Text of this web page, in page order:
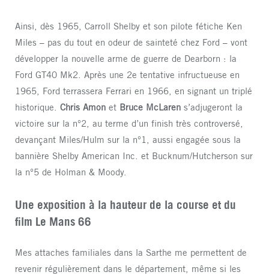
Ainsi, dès 1965, Carroll Shelby et son pilote fétiche Ken
Miles – pas du tout en odeur de sainteté chez Ford – vont
développer la nouvelle arme de guerre de Dearborn : la
Ford GT40 Mk2. Après une 2e tentative infructueuse en
1965, Ford terrassera Ferrari en 1966, en signant un triplé
historique. Chris Amon et Bruce McLaren s’adjugeront la
victoire sur la n°2, au terme d’un finish très controversé,
devançant Miles/Hulm sur la n°1, aussi engagée sous la
bannière Shelby American Inc. et Bucknum/Hutcherson sur
la n°5 de Holman & Moody.
Une exposition à la hauteur de la course et du
film Le Mans 66
Mes attaches familiales dans la Sarthe me permettent de
revenir régulièrement dans le département, même si les